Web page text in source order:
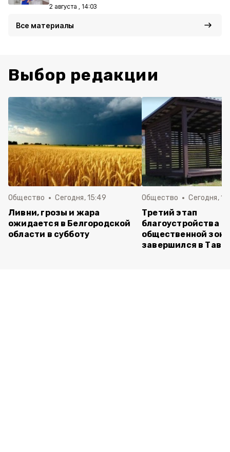
2 августа , 14:03
Все материалы
Выбор редакции
Общество Сегодня, 15:49
Ливни, грозы и жара
ожидается в Белгородской
области в субботу
Общество Сегодня,
Третий этап
благоустройства
общественной
завершился в